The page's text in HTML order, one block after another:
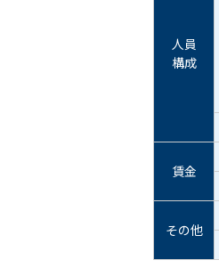
人員
構成
賃金
その他